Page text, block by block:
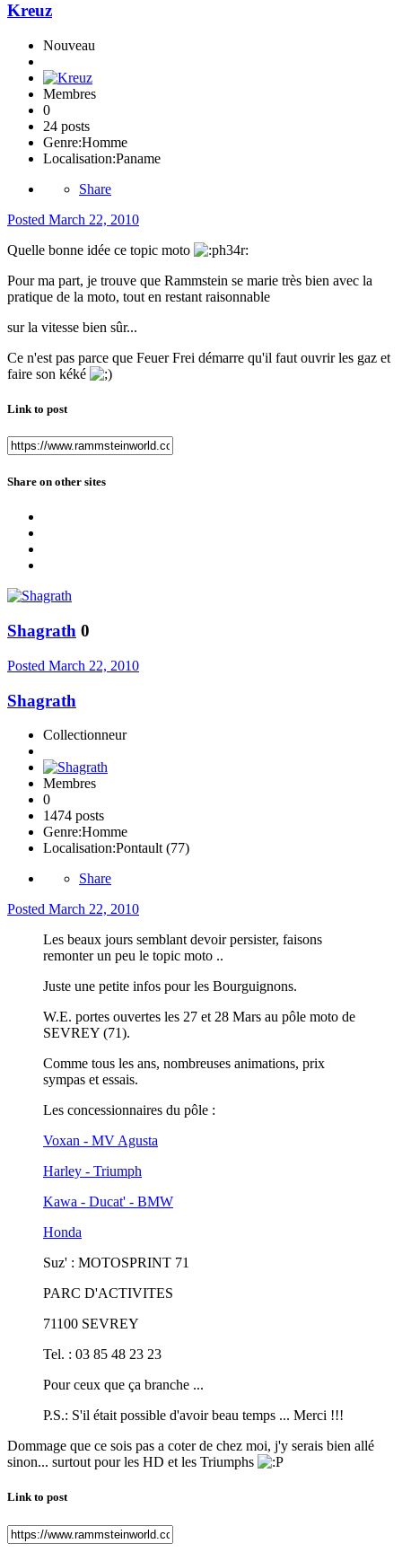
Kreuz
Nouveau
Membres
0
24 posts
Genre:Homme
Localisation:Paname
Share
Posted March 22, 2010
Quelle bonne idée ce topic moto
Pour ma part, je trouve que Rammstein se marie très bien avec la
pratique de la moto, tout en restant raisonnable
sur la vitesse bien sûr...
Ce n'est pas parce que Feuer Frei démarre qu'il faut ouvrir les gaz et
faire son kéké
Link to post
Share on other sites
Shagrath 0
Posted March 22, 2010
Shagrath
Collectionneur
Membres
0
1474 posts
Genre:Homme
Localisation:Pontault (77)
Share
Posted March 22, 2010
Les beaux jours semblant devoir persister, faisons
remonter un peu le topic moto ..
Juste une petite infos pour les Bourguignons.
W.E. portes ouvertes les 27 et 28 Mars au pôle moto de
SEVREY (71).
Comme tous les ans, nombreuses animations, prix
sympas et essais.
Les concessionnaires du pôle :
Voxan - MV Agusta
Harley - Triumph
Kawa - Ducat' - BMW
Honda
Suz' : MOTOSPRINT 71
PARC D'ACTIVITES
71100 SEVREY
Tel. : 03 85 48 23 23
Pour ceux que ça branche ...
P.S.: S'il était possible d'avoir beau temps ... Merci !!!
Dommage que ce sois pas a coter de chez moi, j'y serais bien allé
sinon... surtout pour les HD et les Triumphs
Link to post